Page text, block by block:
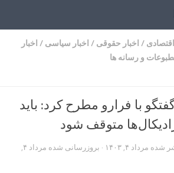
اقتصادی / اخبار حقوقی / اخبار سیاسی / اخبار
و رسانه ها
با فرارو مطرح کرد: باید
متوقف شود
شده مرداد ۴, ۱۴۰۳ · بروزرسانی شده
مرداد ۴,